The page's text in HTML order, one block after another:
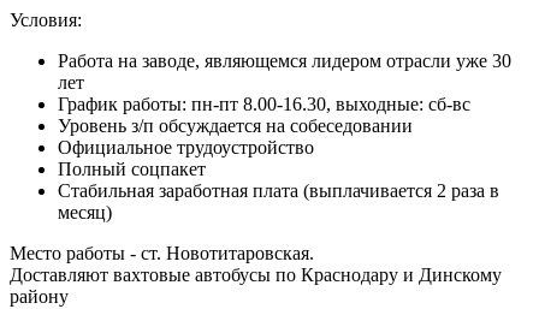
Условия:
Работа на заводе, являющемся лидером отрасли уже 30
лет
График работы: пн-пт 8.00-16.30, выходные: сб-вс
Уровень з/п обсуждается на собеседовании
Официальное трудоустройство
Полный соцпакет
Стабильная заработная плата (выплачивается 2 раза в
месяц)
Место работы - ст. Новотитаровская.
Доставляют вахтовые автобусы по Краснодару и Динскому
району